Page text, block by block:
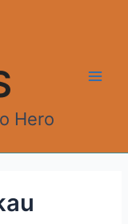
Hero